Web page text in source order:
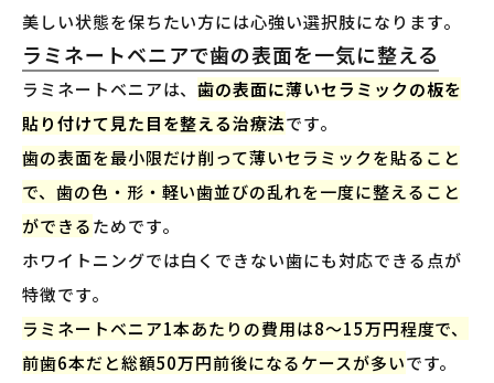
美しい状態を保ちたい方には心強い選択肢になります。
ラミネートベニアで歯の表面を一気に整える
ラミネートベニアは、歯の表面に薄いセラミックの板を
貼り付けて見た目を整える治療法です。
歯の表面を最小限だけ削って薄いセラミックを貼ること
で、歯の色・形・軽い歯並びの乱れを一度に整えること
ができるためです。
ホワイトニングでは白くできない歯にも対応できる点が
特徴です。
ラミネートベニア1本あたりの費用は8〜15万円程度で、
前歯6本だと総額50万円前後になるケースが多いです。